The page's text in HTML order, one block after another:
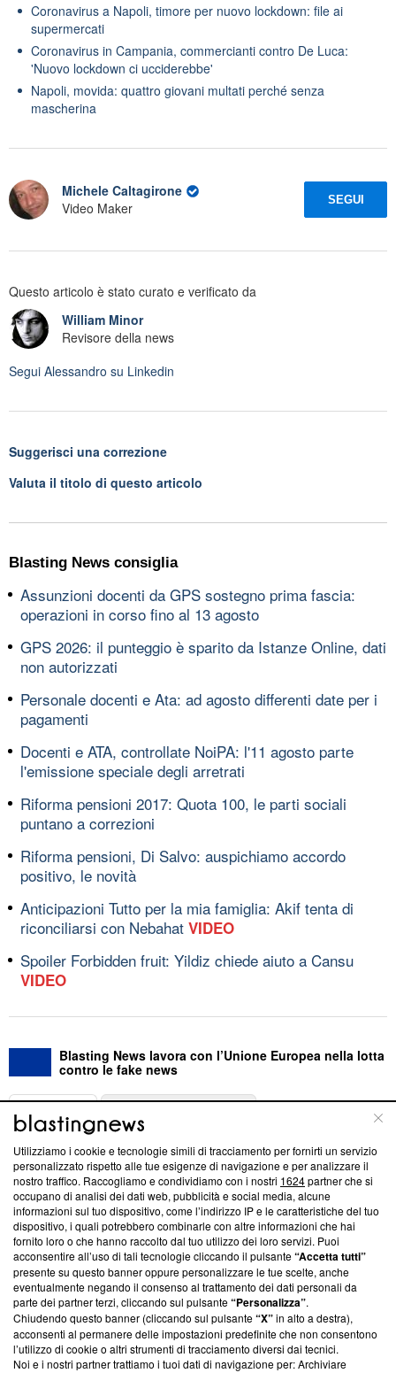
Coronavirus a Napoli, timore per nuovo lockdown: file ai
supermercati
Coronavirus in Campania, commercianti contro De Luca:
'Nuovo lockdown ci ucciderebbe'
Napoli, movida: quattro giovani multati perché senza
mascherina
Michele Caltagirone
Video Maker
SEGUI
Questo articolo è stato curato e verificato da
William Minor
Revisore della news
Segui Alessandro su Linkedin
Suggerisci una correzione
Valuta il titolo di questo articolo
Blasting News consiglia
Assunzioni docenti da GPS sostegno prima fascia:
operazioni in corso fino al 13 agosto
GPS 2026: il punteggio è sparito da Istanze Online, dati
non autorizzati
Personale docenti e Ata: ad agosto differenti date per i
pagamenti
Docenti e ATA, controllate NoiPA: l'11 agosto parte
l'emissione speciale degli arretrati
Riforma pensioni 2017: Quota 100, le parti sociali
puntano a correzioni
Riforma pensioni, Di Salvo: auspichiamo accordo
positivo, le novità
Anticipazioni Tutto per la mia famiglia: Akif tenta di
riconciliarsi con Nebahat VIDEO
Spoiler Forbidden fruit: Yildiz chiede aiuto a Cansu
VIDEO
Blasting News lavora con l’Unione Europea nella lotta
contro le fake news
ABOUT
Questa sezione offre informazioni trasparenti su Blasting
News, sui nostri processi editoriali e su come ci impegniamo a
creare news di qualità. Inoltre, afferma la nostra aderenza a
‘Trust Project - News with Integrity’Blasting News non è
ancora membro del programma, ma ha richiesto di farne
parte; Trust Project non ha ancora effettuato una verifica di
conformità agli standard.
Su di noi
Team editoriale
Corporate
Utilizziamo i cookie e tecnologie simili di tracciamento per fornirti un servizio
personalizzato rispetto alle tue esigenze di navigazione e per analizzare il
nostro traffico. Raccogliamo e condividiamo con i nostri 1624partner che si
occupano di analisi dei dati web, pubblicità e social media, alcune
informazioni sul tuo dispositivo, come l’indirizzo IP e le caratteristiche del tuo
dispositivo, i quali potrebbero combinarle con altre informazioni che hai
fornito loro o che hanno raccolto dal tuo utilizzo dei loro servizi. Puoi
acconsentire all’uso di tali tecnologie cliccando il pulsante“Accetta tutti”
presente su questo banner oppure personalizzare le tue scelte, anche
eventualmente negando il consenso al trattamento dei dati personali da
parte dei partner terzi, cliccando sul pulsante“Personalizza”.
Chiudendo questo banner (cliccando sul pulsante“X”in alto a destra),
acconsenti al permanere delle impostazioni predefinite che non consentono
l’utilizzo di cookie o altri strumenti di tracciamento diversi dai tecnici.
Noi e i nostri partner trattiamo i tuoi dati di navigazione per: Archiviare